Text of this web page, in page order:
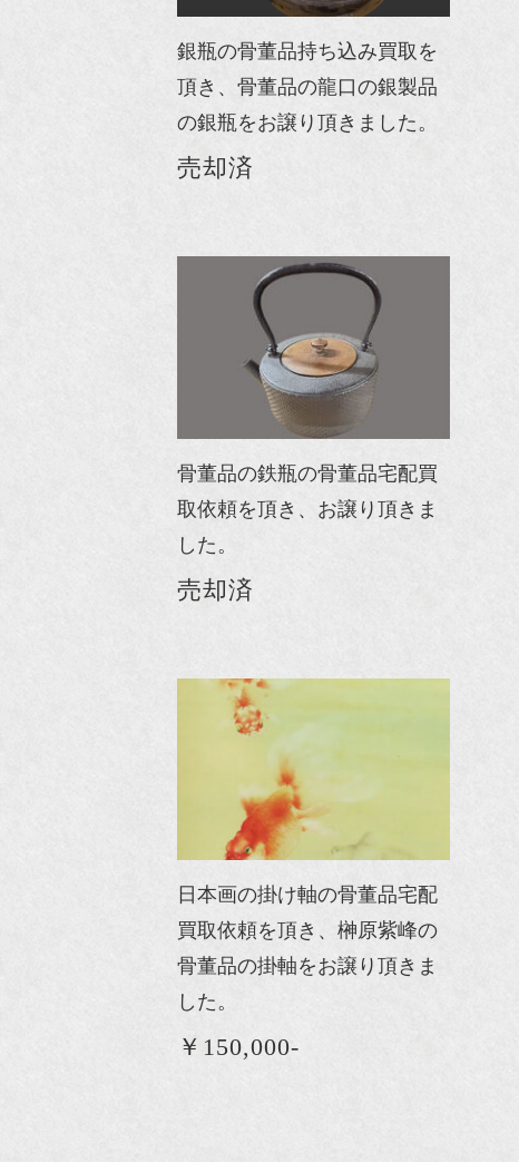
銀瓶の骨董品持ち込み買取を
頂き、骨董品の龍口の銀製品
の銀瓶をお譲り頂きました。
売却済
骨董品の鉄瓶の骨董品宅配買
取依頼を頂き、お譲り頂きま
した。
売却済
日本画の掛け軸の骨董品宅配
買取依頼を頂き、榊原紫峰の
骨董品の掛軸をお譲り頂きま
した。
￥150,000-